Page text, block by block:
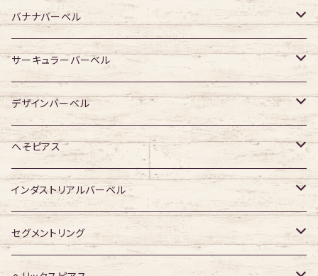
ジュエル有り
ジュエル無し
ジュエル有り
アクリル・その他
ジュエル無し
ジュエル有り
サージカルチタン
ジュエル無し
ジュエル有り
アクリル・その他
316Lサージカルステンレス
ジュエル無し
ジュエル有り
サージカルチタン
ジュエル無し
ジュエル有り
アクリル・その他
バナナバーベル
316Lサージカルステンレス
ジュエル無し
ジュエル有り
サージカルチタン
ジュエル無し
ジュエル有り
アクリル・その他
サーキュラーバーベル
316Lサージカルステンレス
ジュエル無し
ジュエル有り
サージカルチタン
ジュエル無し
ジュエル有り
アクリル・その他
デザインバーベル
ジュエル無し
ジュエル有り
へそピアス
316Lサージカルステンレス
ジュエル無し
ジュエル有り
サージカルチタン
ジュエル無し
インダストリアルバーベル
316Lサージカルステンレス
ジュエル無し
セグメントリング